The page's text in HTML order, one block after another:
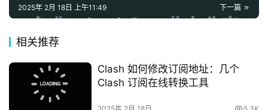
下一篇
2025年 2月 18日 上午11:49
相关推荐
Clash 如何修改订阅地址：几个
Clash 订阅在线转换工具